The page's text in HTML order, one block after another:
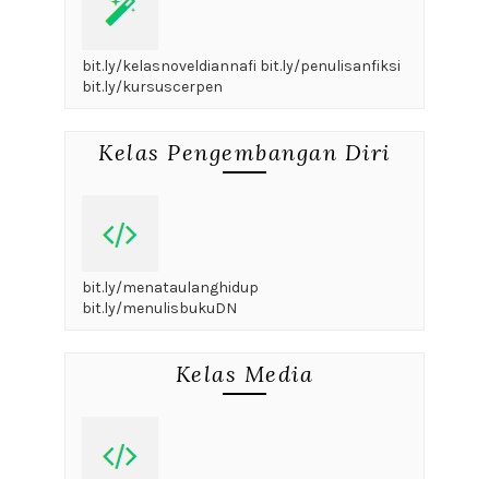
bit.ly/kelasnoveldiannafi bit.ly/penulisanfiksi
bit.ly/kursuscerpen
Kelas Pengembangan Diri
bit.ly/menataulanghidup
bit.ly/menulisbukuDN
Kelas Media